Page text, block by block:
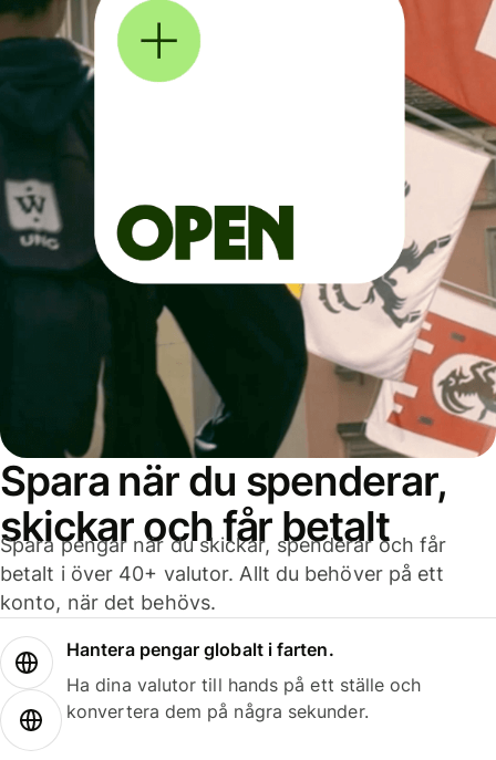
Spara när du spenderar,
skickar och får betalt
Spara pengar när du skickar, spenderar och får
betalt i över 40+ valutor. Allt du behöver på ett
konto, när det behövs.
Hantera pengar globalt i farten.
Ha dina valutor till hands på ett ställe och
konvertera dem på några sekunder.